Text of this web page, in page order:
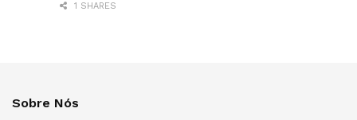
1 SHARES
Sobre Nós